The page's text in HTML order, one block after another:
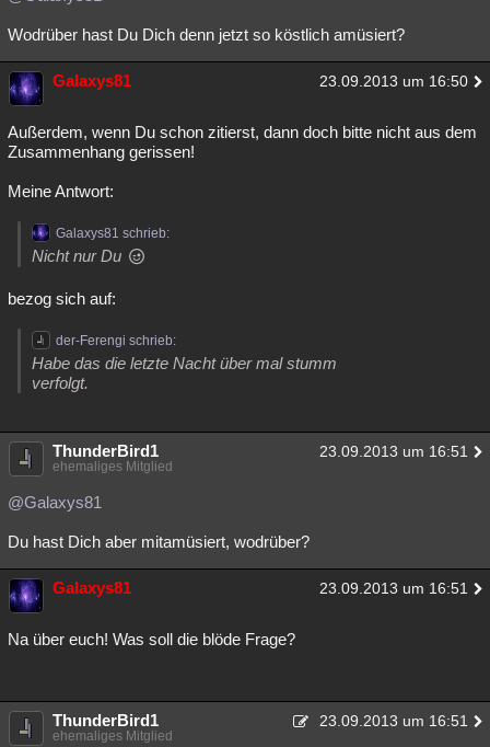
Wodrüber hast Du Dich denn jetzt so köstlich amüsiert?
Galaxys81 23.09.2013 um 16:50
Außerdem, wenn Du schon zitierst, dann doch bitte nicht aus dem
Zusammenhang gerissen!
Meine Antwort:
Galaxys81 schrieb:
Nicht nur Du
bezog sich auf:
der-Ferengi schrieb:
Habe das die letzte Nacht über mal stumm
verfolgt.
ThunderBird1 23.09.2013 um 16:51
ehemaliges Mitglied
@Galaxys81
Du hast Dich aber mitamüsiert, wodrüber?
Galaxys81 23.09.2013 um 16:51
Na über euch! Was soll die blöde Frage?
ThunderBird1 23.09.2013 um 16:51
ehemaliges Mitglied